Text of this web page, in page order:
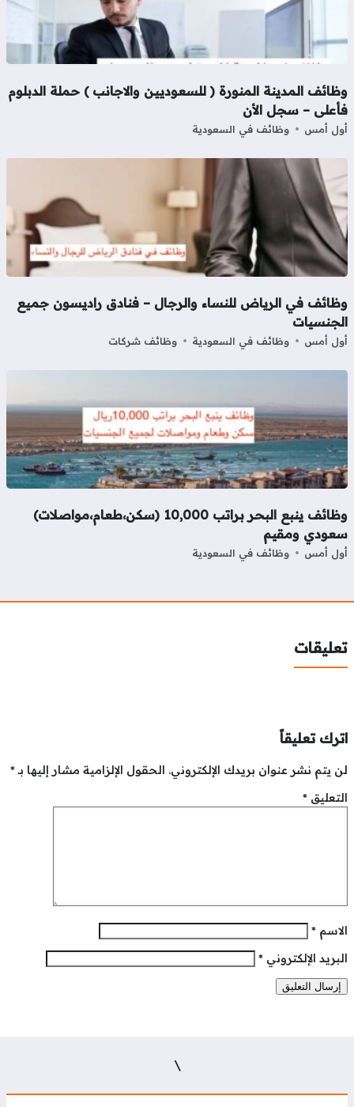
المدينة المنورة ( للسعوديين والاجانب ) حملة الدبلوم
– سجل الأن
أمس وظائف في السعودية
في الرياض للنساء والرجال – فنادق راديسون جميع
أمس وظائف في السعودية وظائف شركات
وظائف ينبع البحر براتب 10,000 (سكن،طعام،مواصلات)
ومقيم
أمس وظائف في السعودية
تعليقاً
يتم نشر عنوان بريدك الإلكتروني. الحقول الإلزامية مشار إليها بـ
*
*
الإلكتروني*